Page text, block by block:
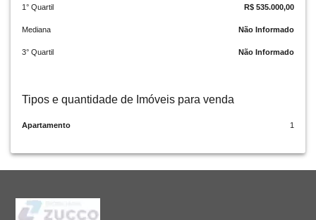
1° Quartil R$ 535.000,00
Mediana Não Informado
3° Quartil Não Informado
Tipos e quantidade de Imóveis para venda
Apartamento 1